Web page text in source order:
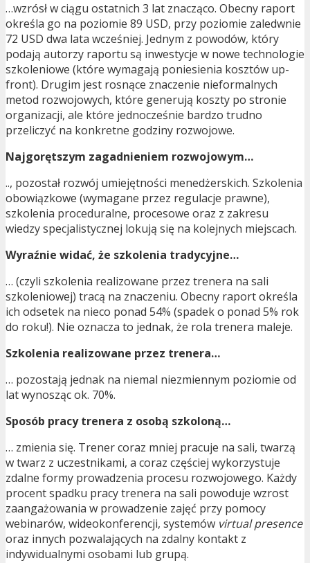
…wzrósł w ciągu ostatnich 3 lat znacząco. Obecny raport
określa go na poziomie 89 USD, przy poziomie zaledwnie
72 USD dwa lata wcześniej. Jednym z powodów, który
podają autorzy raportu są inwestycje w nowe technologie
szkoleniowe (które wymagają poniesienia kosztów up-
front). Drugim jest rosnące znaczenie nieformalnych
metod rozwojowych, które generują koszty po stronie
organizacji, ale które jednocześnie bardzo trudno
przeliczyć na konkretne godziny rozwojowe.
Najgorętszym zagadnieniem rozwojowym…
.., pozostał rozwój umiejętności menedżerskich. Szkolenia
obowiązkowe (wymagane przez regulacje prawne),
szkolenia proceduralne, procesowe oraz z zakresu
wiedzy specjalistycznej lokują się na kolejnych miejscach.
Wyraźnie widać, że szkolenia tradycyjne…
… (czyli szkolenia realizowane przez trenera na sali
szkoleniowej) tracą na znaczeniu. Obecny raport określa
ich odsetek na nieco ponad 54% (spadek o ponad 5% rok
do roku!). Nie oznacza to jednak, że rola trenera maleje.
Szkolenia realizowane przez trenera…
… pozostają jednak na niemal niezmiennym poziomie od
lat wynosząc ok. 70%.
Sposób pracy trenera z osobą szkoloną…
… zmienia się. Trener coraz mniej pracuje na sali, twarzą
w twarz z uczestnikami, a coraz częściej wykorzystuje
zdalne formy prowadzenia procesu rozwojowego. Każdy
procent spadku pracy trenera na sali powoduje wzrost
zaangażowania w prowadzenie zajęć przy pomocy
webinarów, wideokonferencji, systemów virtual presence
oraz innych pozwalających na zdalny kontakt z
indywidualnymi osobami lub grupą.